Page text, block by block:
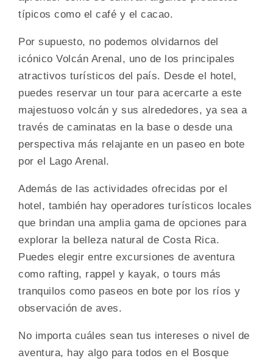
típicos como el café y el cacao.
Por supuesto, no podemos olvidarnos del
icónico Volcán Arenal, uno de los principales
atractivos turísticos del país. Desde el hotel,
puedes reservar un tour para acercarte a este
majestuoso volcán y sus alrededores, ya sea a
través de caminatas en la base o desde una
perspectiva más relajante en un paseo en bote
por el Lago Arenal.
Además de las actividades ofrecidas por el
hotel, también hay operadores turísticos locales
que brindan una amplia gama de opciones para
explorar la belleza natural de Costa Rica.
Puedes elegir entre excursiones de aventura
como rafting, rappel y kayak, o tours más
tranquilos como paseos en bote por los ríos y
observación de aves.
No importa cuáles sean tus intereses o nivel de
aventura, hay algo para todos en el Bosque